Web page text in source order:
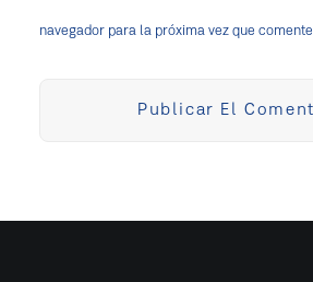
navegador para la próxima vez que